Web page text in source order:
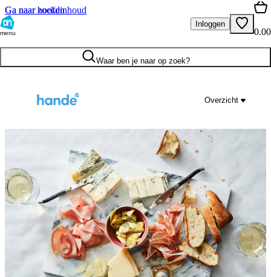
Ga naar hoofdinhoud
Ga naar zoeken
menu
Inloggen
0.00
Waar ben je naar op zoek?
Overzicht